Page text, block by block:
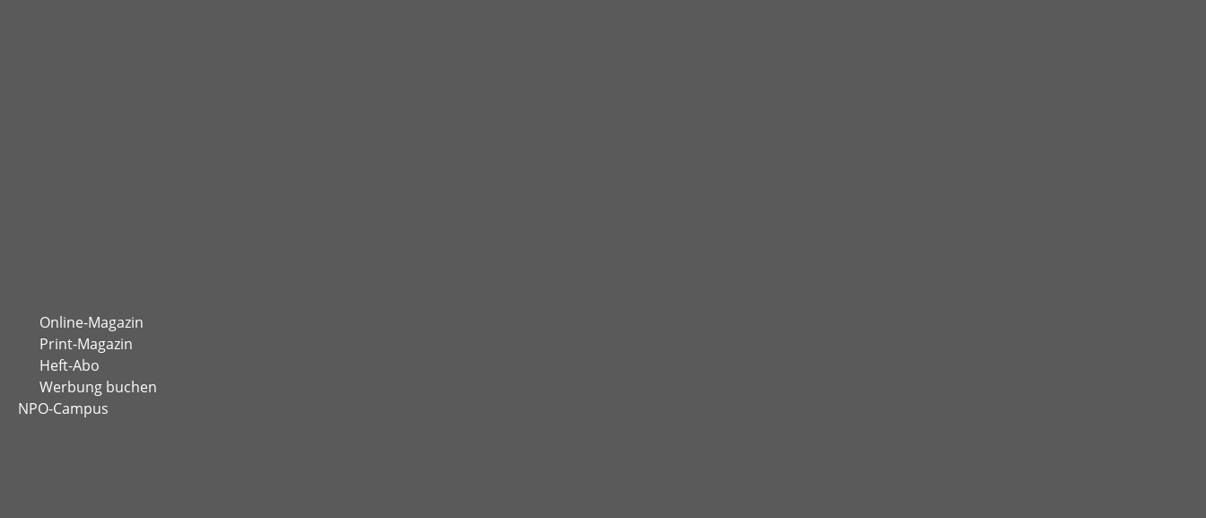
Online-Magazin
Print-Magazin
Heft-Abo
Werbung buchen
NPO-Campus